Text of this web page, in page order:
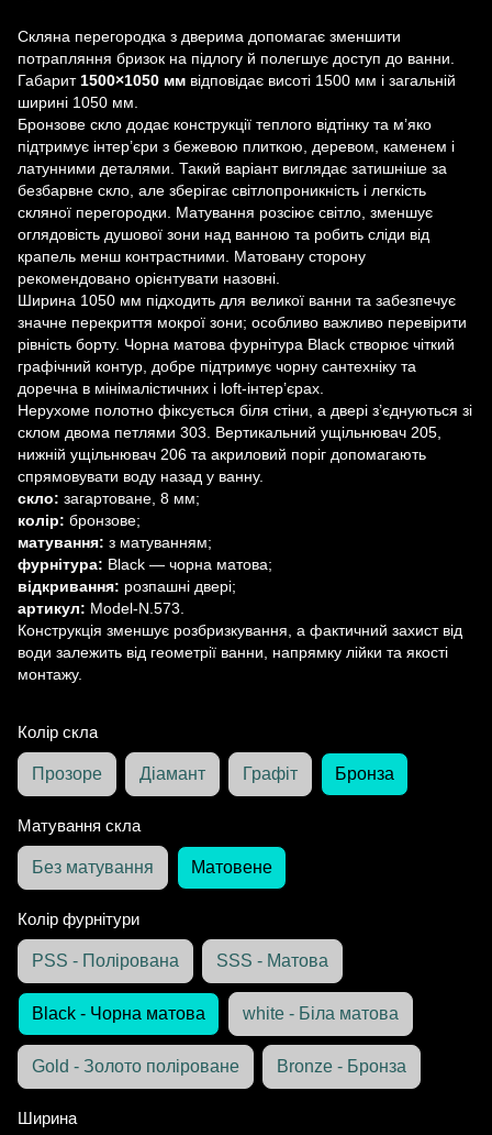
Скляна перегородка з дверима допомагає зменшити
потрапляння бризок на підлогу й полегшує доступ до ванни.
Габарит 1500×1050 мм відповідає висоті 1500 мм і загальній
ширині 1050 мм.
Бронзове скло додає конструкції теплого відтінку та м’яко
підтримує інтер’єри з бежевою плиткою, деревом, каменем і
латунними деталями. Такий варіант виглядає затишніше за
безбарвне скло, але зберігає світлопроникність і легкість
скляної перегородки. Матування розсіює світло, зменшує
оглядовість душової зони над ванною та робить сліди від
крапель менш контрастними. Матовану сторону
рекомендовано орієнтувати назовні.
Ширина 1050 мм підходить для великої ванни та забезпечує
значне перекриття мокрої зони; особливо важливо перевірити
рівність борту. Чорна матова фурнітура Black створює чіткий
графічний контур, добре підтримує чорну сантехніку та
доречна в мінімалістичних і loft-інтер’єрах.
Нерухоме полотно фіксується біля стіни, а двері з’єднуються зі
склом двома петлями 303. Вертикальний ущільнювач 205,
нижній ущільнювач 206 та акриловий поріг допомагають
спрямовувати воду назад у ванну.
скло: загартоване, 8 мм;
колір: бронзове;
матування: з матуванням;
фурнітура: Black — чорна матова;
відкривання: розпашні двері;
артикул: Model-N.573.
Конструкція зменшує розбризкування, а фактичний захист від
води залежить від геометрії ванни, напрямку лійки та якості
монтажу.
Колір скла
Прозоре Діамант Графіт Бронза
Матування скла
Без матування Матовене
Колір фурнітури
PSS - Полірована SSS - Матова
Black - Чорна матова white - Біла матова
Gold - Золото поліроване Bronze - Бронза
Ширина